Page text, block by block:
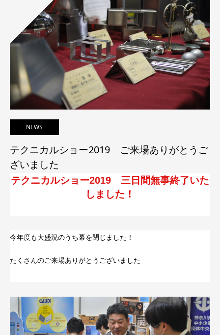
NEWS
テクニカルショー2019 ご来場ありがとうご
ざいました
テクニカルショー2019 三日間無事終了いた
しました！
今年度も大盛況のうち幕を閉じました！
たくさんのご来場ありがとうございました